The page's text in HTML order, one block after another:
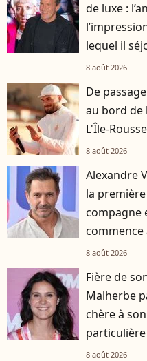
de luxe :
lequel il
8 août 2026
De
au bord de
L'Île-
8 août 2026
Alexandre
la
compagne
commence
8 août 2026
Fière de
Malherbe
chère à
particulière
8 août 2026